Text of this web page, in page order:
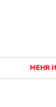
MEHR